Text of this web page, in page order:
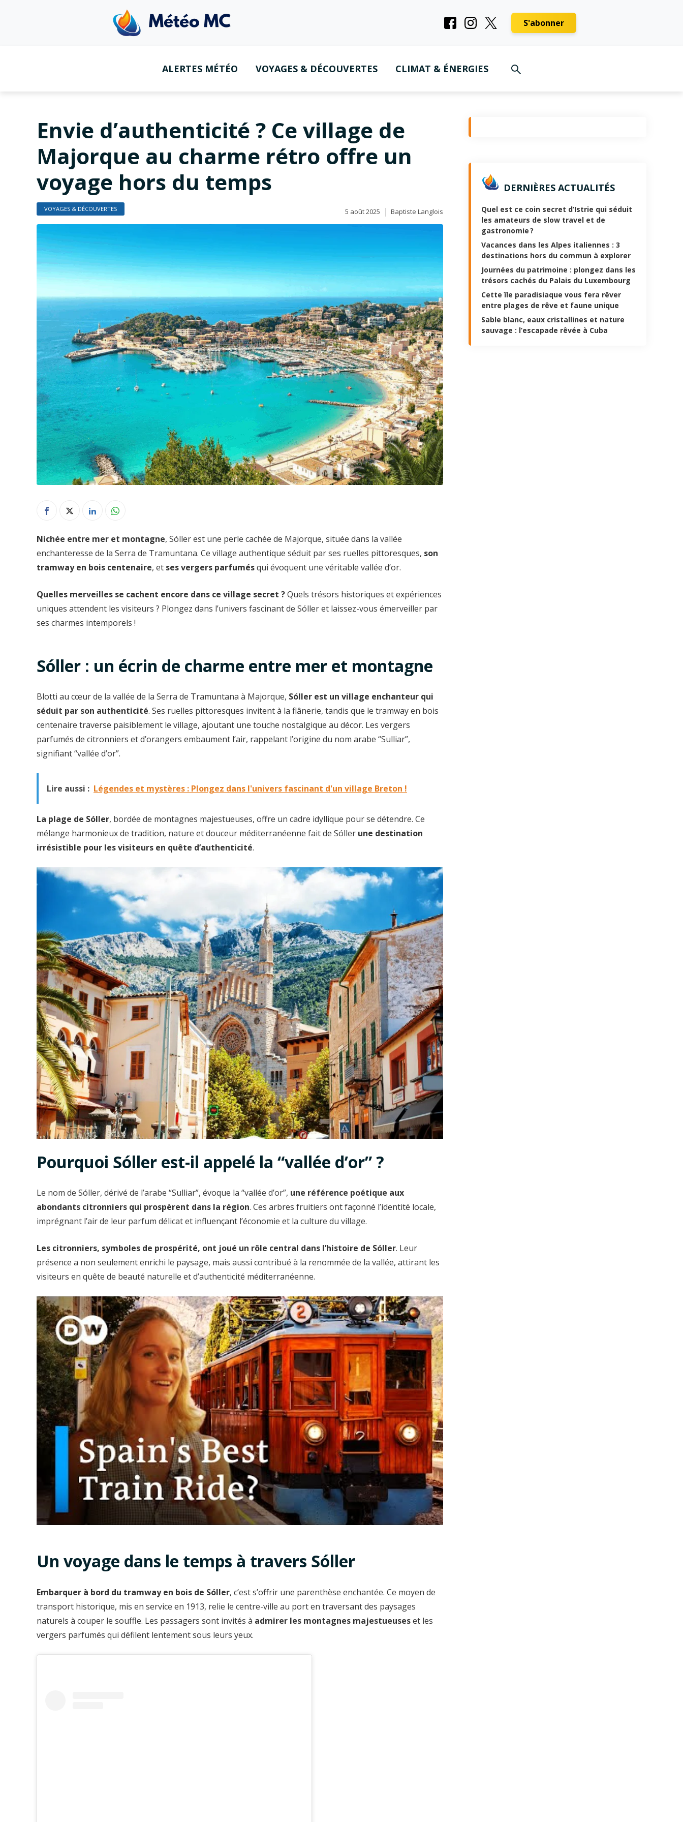
S'abonner
ALERTES MÉTÉO VOYAGES & DÉCOUVERTES CLIMAT & ÉNERGIES
Envie d’authenticité ? Ce village de
Majorque au charme rétro offre un
voyage hors du temps
VOYAGES & DÉCOUVERTES 5 août 2025 Baptiste Langlois
Nichée entre mer et montagne, Sóller est une perle cachée de Majorque, située dans la vallée
enchanteresse de la Serra de Tramuntana. Ce village authentique séduit par ses ruelles pittoresques, son
tramway en bois centenaire, et ses vergers parfumésqui évoquent une véritable vallée d’or.
Quelles merveilles se cachent encore dans ce village secret ?Quels trésors historiques et expériences
uniques attendent les visiteurs ? Plongez dans l’univers fascinant de Sóller et laissez-vous émerveiller par
ses charmes intemporels !
Sóller : un écrin de charme entre mer et montagne
Blotti au cœur de la vallée de la Serra de Tramuntana à Majorque, Sóller est un village enchanteur qui
séduit par son authenticité. Ses ruelles pittoresques invitent à la flânerie, tandis que le tramway en bois
centenaire traverse paisiblement le village, ajoutant une touche nostalgique au décor. Les vergers
parfumés de citronniers et d’orangers embaument l’air, rappelant l’origine du nom arabe “Sulliar”,
signifiant “vallée d’or”.
Lire aussi : Légendes et mystères : Plongez dans l'univers fascinant d'un village Breton !
La plage de Sóller, bordée de montagnes majestueuses, offre un cadre idyllique pour se détendre. Ce
mélange harmonieux de tradition, nature et douceur méditerranéenne fait de Sóller une destination
irrésistible pour les visiteurs en quête d’authenticité.
Pourquoi Sóller est-il appelé la “vallée d’or” ?
Le nom de Sóller, dérivé de l’arabe “Sulliar”, évoque la “vallée d’or”, une référence poétique aux
abondants citronniers qui prospèrent dans la région. Ces arbres fruitiers ont façonné l’identité locale,
imprégnant l’air de leur parfum délicat et influençant l’économie et la culture du village.
Les citronniers, symboles de prospérité, ont joué un rôle central dans l’histoire de Sóller. Leur
présence a non seulement enrichi le paysage, mais aussi contribué à la renommée de la vallée, attirant les
visiteurs en quête de beauté naturelle et d’authenticité méditerranéenne.
Un voyage dans le temps à travers Sóller
Embarquer à bord du tramway en bois de Sóller, c’est s’offrir une parenthèse enchantée. Ce moyen de
transport historique, mis en service en 1913, relie le centre-ville au port en traversant des paysages
naturels à couper le souffle. Les passagers sont invités à admirer les montagnes majestueuseset les
vergers parfumés qui défilent lentement sous leurs yeux.
DERNIÈRES ACTUALITÉS
Quel est ce coin secret d’Istrie qui séduit
les amateurs de slow travel et de
gastronomie ?
Vacances dans les Alpes italiennes : 3
destinations hors du commun à explorer
Journées du patrimoine : plongez dans les
trésors cachés du Palais du Luxembourg
Cette île paradisiaque vous fera rêver
entre plages de rêve et faune unique
Sable blanc, eaux cristallines et nature
sauvage : l’escapade rêvée à Cuba